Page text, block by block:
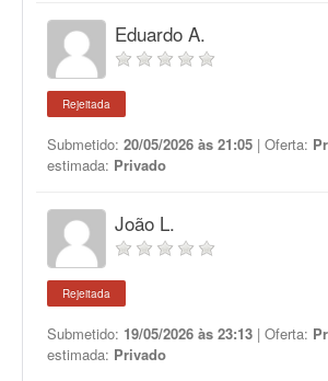
Eduardo A.
Rejeitada
Submetido: 20/05/2026 às 21:05 | Oferta:
estimada: Privado
João L.
Rejeitada
Submetido: 19/05/2026 às 23:13 | Oferta:
estimada: Privado